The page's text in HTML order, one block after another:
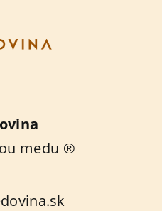
medu ®